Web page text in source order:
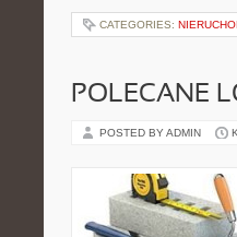
CATEGORIES:
POLECANE
POSTED BY ADMIN